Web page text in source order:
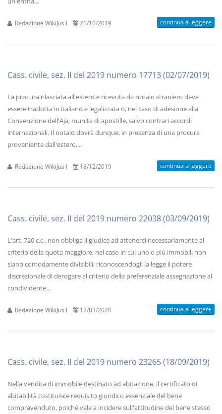
Redazione WikiJus I 21/10/2019 continua a leggere
Cass. civile, sez. II del 2019 numero 17713 (02/07/2019)
La procura rilasciata all'estero e ricevuta da notaio straniero deve
essere tradotta in italiano e legalizzata o, nel caso di adesione alla
Convenzione dell'Aja, munita di apostille, salvo contrari accordi
internazionali. Il notaio dovrà dunque, in presenza di una procura
proveniente dall'estero,...
Redazione WikiJus I 18/12/2019 continua a leggere
Cass. civile, sez. II del 2019 numero 22038 (03/09/2019)
L'art. 720 c.c., non obbliga il giudice ad attenersi necessariamente al
criterio della quota maggiore, nel caso in cui uno o più immobili non
siano comodamente divisibili, riconoscendogli la legge il potere
discrezionale di derogare al criterio della preferenziale assegnazione al
condividente...
Redazione WikiJus I 12/03/2020 continua a leggere
Cass. civile, sez. II del 2019 numero 23265 (18/09/2019)
Nella vendita di immobile destinato ad abitazione, il certificato di
abitabilità costituisce requisito giuridico essenziale del bene
compravenduto, poiché vale a incidere sull'attitudine del bene stesso